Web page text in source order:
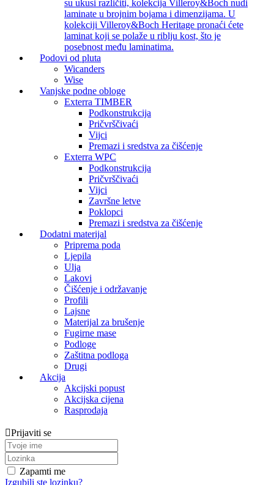
su ukusi različiti, kolekcija Villeroy&Boch nudi
laminate u brojnim bojama i dimenzijama. U
kolekciji Villeroy&Boch Heritage pronaći ćete
laminat koji se polaže u riblju kost, što je
posebnost među laminatima.
Podovi od pluta
Wicanders
Wise
Vanjske podne obloge
Exterra TIMBER
Podkonstrukcija
Pričvrščivaći
Vijci
Premazi i sredstva za čišćenje
Exterra WPC
Podkonstrukcija
Pričvrščivaći
Vijci
Završne letve
Poklopci
Premazi i sredstva za čišćenje
Dodatni materijal
Priprema poda
Ljepila
Ulja
Lakovi
Čišćenje i održavanje
Profili
Lajsne
Materijal za brušenje
Fugirne mase
Podloge
Zaštitna podloga
Drugi
Akcija
Akcijski popust
Akcijska cijena
Rasprodaja
Prijaviti se
Zapamti me
Izgubili ste lozinku?